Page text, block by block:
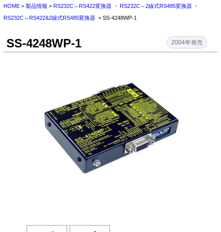
HOME
各種ダウンロード
会社情報
お問い合わせ
HOME> 製品情報 > RS232C⇔RS422変換器・ RS232C⇔2線式RS485変換器・
RS232C⇔RS422&2線式RS485変換器> SS-4248WP-1
SS-4248WP-1 2004年発売